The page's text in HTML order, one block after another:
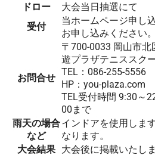
ドロー
大会当日抽選にて
受付
当ホームページ申し
お申し込みください。
お問合せ
〒700-0033 岡山市
遊プラザテニススク
TEL：086-255-
HP：you-plaza.com
TEL受付時間 9:30～
00まで
雨天の場合
など
インドアを使用しま
なります。
大会結果 大会後に掲載いたしま